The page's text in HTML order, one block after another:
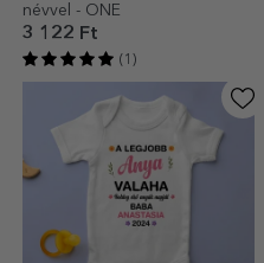
névvel - ONE
3 122 Ft
(1)